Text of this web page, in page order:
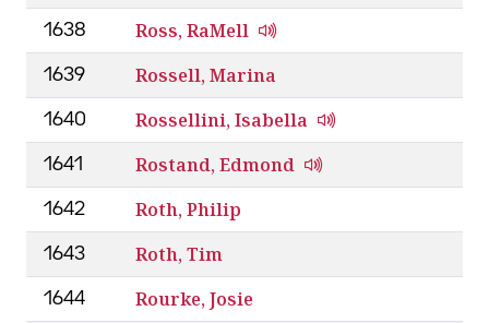
1638 Ross, RaMell
1639 Rossell, Marina
1640 Rossellini, Isabella
1641 Rostand, Edmond
1642 Roth, Philip
1643 Roth, Tim
1644 Rourke, Josie